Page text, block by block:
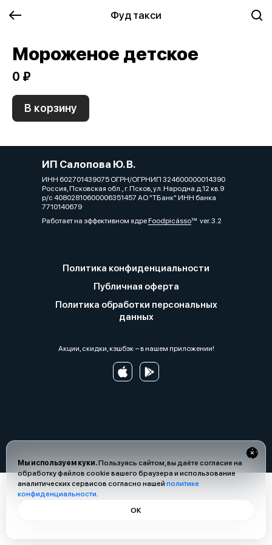
Фуд такси
Мы используем куки.Пользуясь сайтом, вы даёте согласие на
обработку файлов cookie вашего браузера и использование
аналитических сервисов согласно нашей политике
конфиденциальности.
ОК
Мороженое детское
0 ₽
В корзину
ИП Салопова Ю. В.
ИНН 602701439075 ОГРН/ОГРНИП 324600000014390
Россия, Псковская обл., г. Псков, ул. Народна д.12 кв.9
р/с 40802810600006351457 АО "ТБанк" ИНН банка
7710140679
Работает на эффективном ядреFoodpicássover. 3.2
Политика конфиденциальности
Публичная оферта
Политика обработки персональных
данных
Акции, скидки, кэшбэк − в нашем приложении!